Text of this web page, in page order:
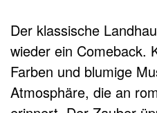
Der klassische
wieder ein Comeback.
Farben und blumige
Atmosphäre, die an